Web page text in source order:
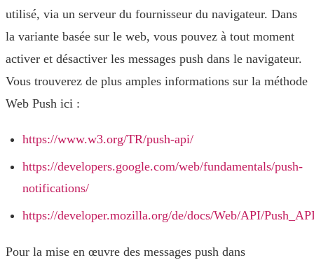
utilisé, via un serveur du fournisseur du navigateur. Dans
la variante basée sur le web, vous pouvez à tout moment
activer et désactiver les messages push dans le navigateur.
Vous trouverez de plus amples informations sur la méthode
Web Push ici :
https://www.w3.org/TR/push-api/
https://developers.google.com/web/fundamentals/push-
notifications/
https://developer.mozilla.org/de/docs/Web/API/
Pour la mise en œuvre des messages push dans